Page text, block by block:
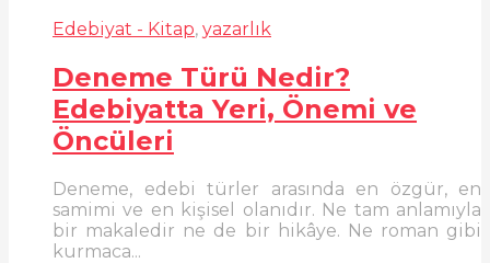
Edebiyat - Kitap, yazarlık
Deneme Türü Nedir?
Edebiyatta Yeri, Önemi ve
Öncüleri
Deneme, edebi türler arasında en özgür, en
samimi ve en kişisel olanıdır. Ne tam anlamıyla
bir makaledir ne de bir hikâye. Ne roman gibi
kurmaca...